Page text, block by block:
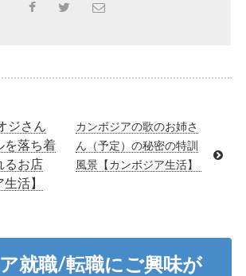
ジさん
を落ち着
るお店
活】
カンボジアの歌のお姉さ
ん（予定）の秘密の特訓
風景【カンボジア生活】
就職/転職にご興味が